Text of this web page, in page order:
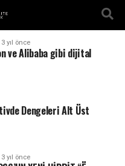
3 yıl önce
ve Alibaba gibi dijital
Dengeleri Alt Üst
3 yıl önce